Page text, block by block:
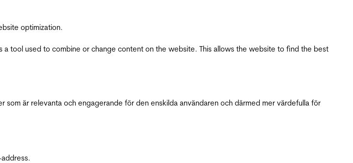
optimization.
tool used to combine or change content on the website. This allows the website to find the best
är relevanta och engagerande för den enskilda användaren och därmed mer värdefulla för